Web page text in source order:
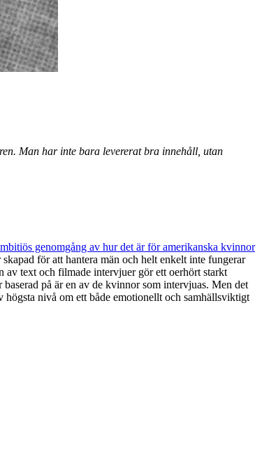
Man har inte bara levererat bra innehåll, utan
genomgång av hur det är för amerikanska kvinnor
för att hantera män och helt enkelt inte fungerar
av text och filmade intervjuer gör ett oerhört starkt
på är en av de kvinnor som intervjuas. Men det
nivå om ett både emotionellt och samhällsviktigt